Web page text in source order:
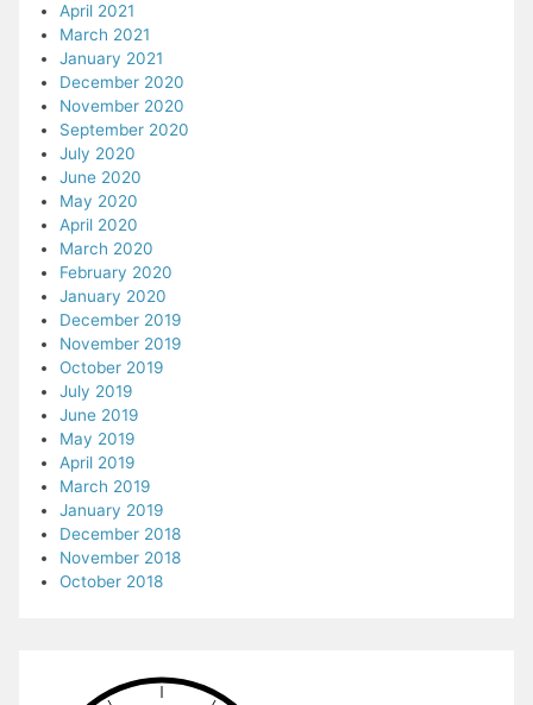
April 2021
March 2021
January 2021
December 2020
November 2020
September 2020
July 2020
June 2020
May 2020
April 2020
March 2020
February 2020
January 2020
December 2019
November 2019
October 2019
July 2019
June 2019
May 2019
April 2019
March 2019
January 2019
December 2018
November 2018
October 2018